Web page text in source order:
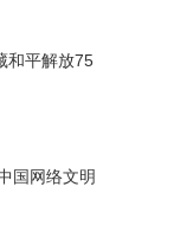
和平解放75
国网络文明